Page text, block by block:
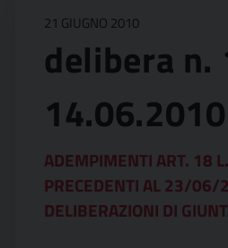
21 GIUGNO 2010
delibera n.
14.06.2010
ADEMPIMENTI ART. 18
PRECEDENTI AL 23/06/
DELIBERAZIONI DI